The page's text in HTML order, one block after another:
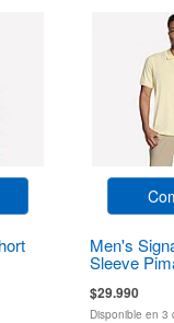
Men's
Sleeve
$29.990
Disponible en 3